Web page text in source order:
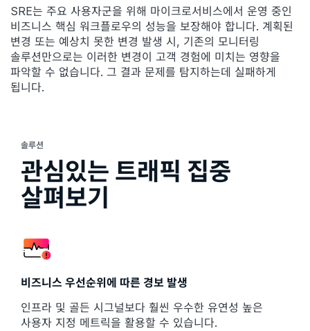
SRE는 주요 사용자군을 위해 마이크로서비스에서 운영 중인
비즈니스 핵심 워크플로우의 성능을 보장해야 합니다. 계획된
변경 또는 예상치 못한 변경 발생 시, 기존의 모니터링
솔루션만으로는 이러한 변경이 고객 경험에 미치는 영향을
파악할 수 없습니다. 그 결과 문제를 탐지하는데 실패하게
됩니다.
솔루션
관심있는 트래픽 집중
살펴보기
비즈니스 우선순위에 따른 경보 발생
인프라 및 골든 시그널보다 훨씬 우수한 유연성 높은
사용자 지정 메트릭을 활용할 수 있습니다.